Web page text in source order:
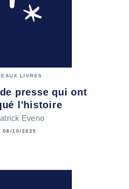
LIVRES
presse qui ont
l'histoire
Eveno
08/10/2025